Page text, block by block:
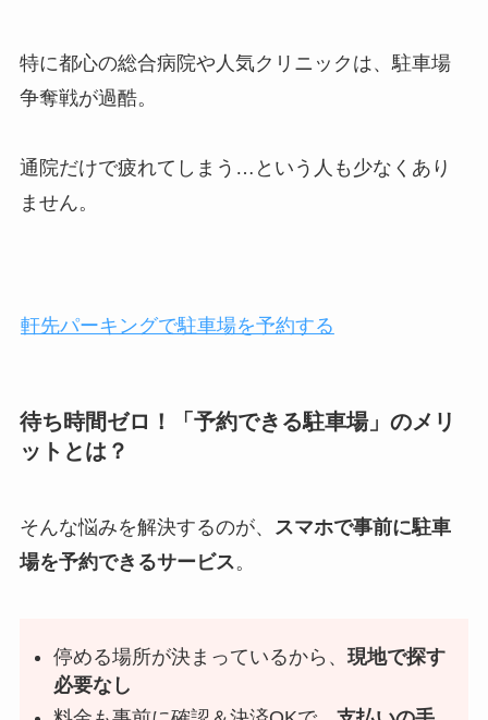
特に都心の総合病院や人気クリニックは、駐車場
争奪戦が過酷。
通院だけで疲れてしまう…という人も少なくあり
ません。
軒先パーキングで駐車場を予約する
待ち時間ゼロ！「予約できる駐車場」のメリ
ットとは？
そんな悩みを解決するのが、
スマホで事前に駐車
場を予約できるサービス。
停める場所が決まっているから、現地で探す
必要なし